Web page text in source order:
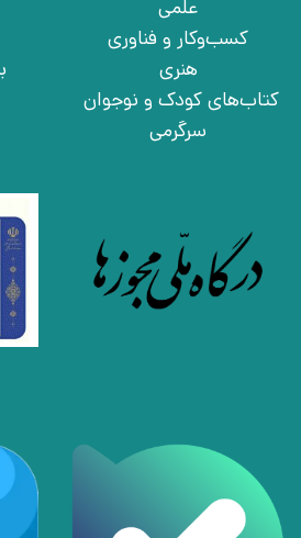
علمی
کسب‌وکار و فناوری
هنری
کتاب‌های کودک و نوجوان
سرگرمی